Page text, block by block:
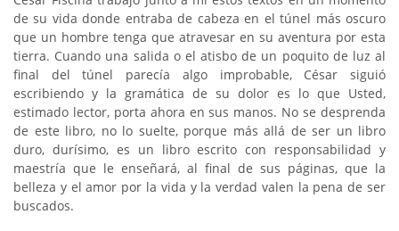
de su vida donde entraba de cabeza en el túnel más oscuro
que un hombre tenga que atravesar en su aventura por esta
tierra. Cuando una salida o el atisbo de un poquito de luz al
final del túnel parecía algo improbable, César siguió
escribiendo y la gramática de su dolor es lo que Usted,
estimado lector, porta ahora en sus manos. No se desprenda
de este libro, no lo suelte, porque más allá de ser un libro
duro, durísimo, es un libro escrito con responsabilidad y
maestría que le enseñará, al final de sus páginas, que la
belleza y el amor por la vida y la verdad valen la pena de ser
buscados.